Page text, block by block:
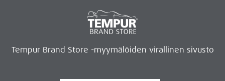
Tempur Brand Store -myymälöiden virallinen sivusto